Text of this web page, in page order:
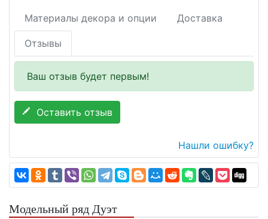
Материалы декора и опции Доставка
Отзывы
Ваш отзыв будет первым!
Оставить отзыв
Нашли ошибку?
Модельный ряд Дуэт